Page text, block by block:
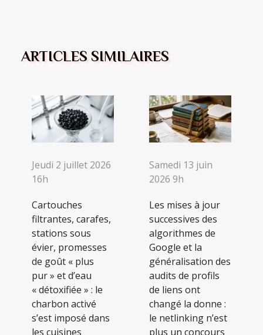
ARTICLES SIMILAIRES
Jeudi 2 juillet 2026
16h
Cartouches
filtrantes, carafes,
stations sous
évier, promesses
de goût « plus
pur » et d’eau
« détoxifiée » : le
charbon activé
s’est imposé dans
les cuisines
Samedi 13 juin
2026 9h
Les mises à jour
successives des
algorithmes de
Google et la
généralisation des
audits de profils
de liens ont
changé la donne :
le netlinking n’est
plus un concours